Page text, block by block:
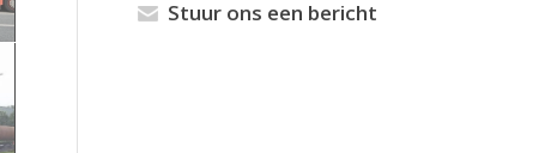
Stuur ons een bericht